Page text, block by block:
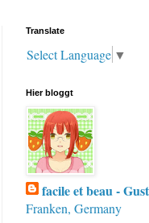
Translate
Select Language ▼
Hier bloggt
facile et beau -
Franken, Germany